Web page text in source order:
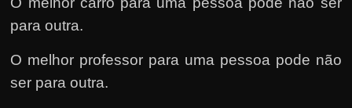
para outra.
O melhor professor para uma pessoa pode não
ser para outra.